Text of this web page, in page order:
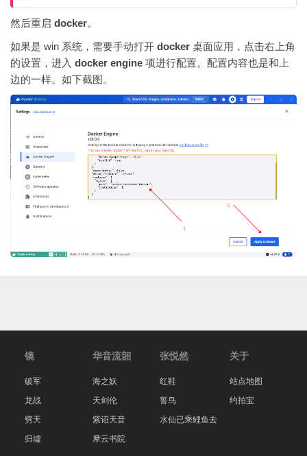
然后重启 docker。
如果是 win 系统，需要手动打开 docker 桌面应用，点击右上角
的设置，进入 docker engine 项进行配置。配置内容也是和上
边的一样。如下截图。
镜
破军
龙战
劈天
归墟
华音流韶
海之妖
天剑伦
紫诏天音
摩云书院
张悦然
红鞋
誓鸟
水仙已乘鲤鱼去
关于
站点地图
约拍宝